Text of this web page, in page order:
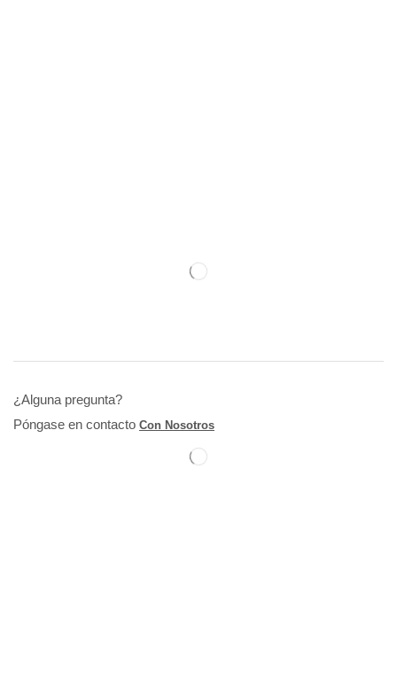
¿Alguna pregunta?
Póngase en contacto Con Nosotros